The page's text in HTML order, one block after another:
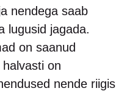
nendega saab
lugusid jagada.
on saanud
on
nende riigis